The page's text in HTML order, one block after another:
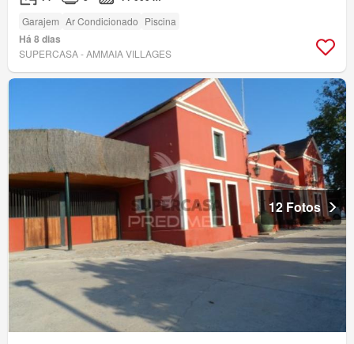
Garajem Ar Condicionado Piscina
Há 8 dias
SUPERCASA - AMMAIA VILLAGES
12 Fotos